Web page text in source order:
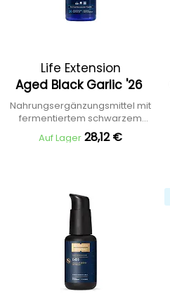
Life Extension
Aged Black Garlic '26
Nahrungsergänzungsmittel mit
fermentiertem schwarzem
Knoblauch
Auf Lager 28,12 €